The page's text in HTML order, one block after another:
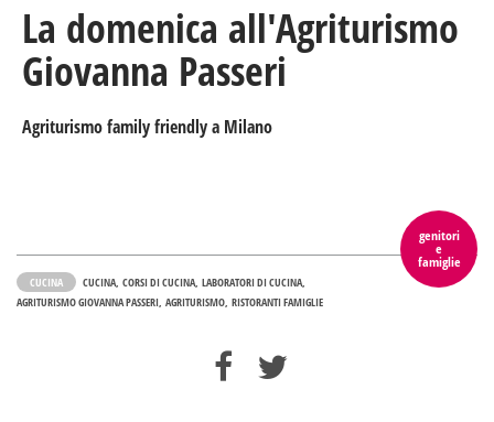
La domenica all'Agriturismo
Giovanna Passeri
Agriturismo family friendly a Milano
genitori
e
famiglie
CUCINA CUCINA CORSI DI CUCINA LABORATORI DI CUCINA
AGRITURISMO GIOVANNA PASSERI AGRITURISMO RISTORANTI FAMIGLIE